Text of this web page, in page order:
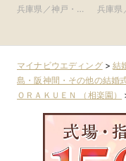
手迎賓館 神戸)
兵庫県／神戸・淡
イサイ
兵庫県
マイナビウエディング>結
島・阪神間・その他の結婚
ＯＲＡＫＵＥＮ （相楽園）